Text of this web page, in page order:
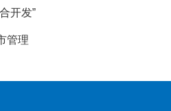
开发”
管理